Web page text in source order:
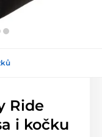
Ride
i kočku